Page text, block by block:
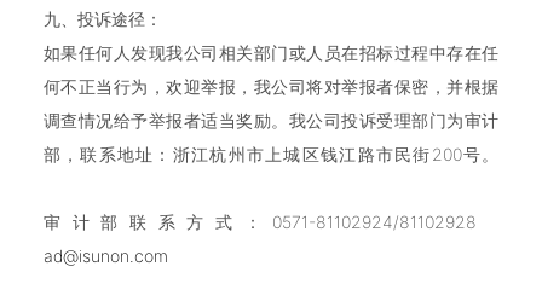
九、投诉途径：
如果任何人发现我公司相关部门或人员在招标过程中存在任
何不正当行为，欢迎举报，我公司将对举报者保密，并根据
调查情况给予举报者适当奖励。我公司投诉受理部门为审计
部，联系地址：浙江杭州市上城区钱江路市民街200号。
审计部联系方式：0571-81102924/81102928
ad@isunon.com